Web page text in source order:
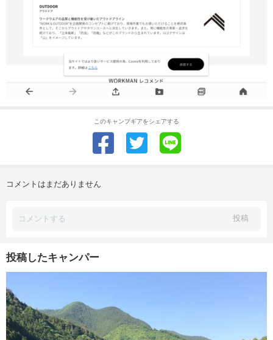
このキャンプギアをシェアする
コメントはまだありません
投稿
投稿したキャンパー